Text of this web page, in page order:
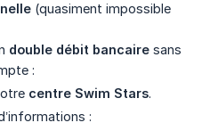
(quasiment impossible
double débit bancaire sans
:
centre Swim Stars.
: